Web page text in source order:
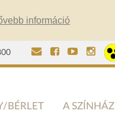
információ
BÉRLET A SZÍNHÁZ